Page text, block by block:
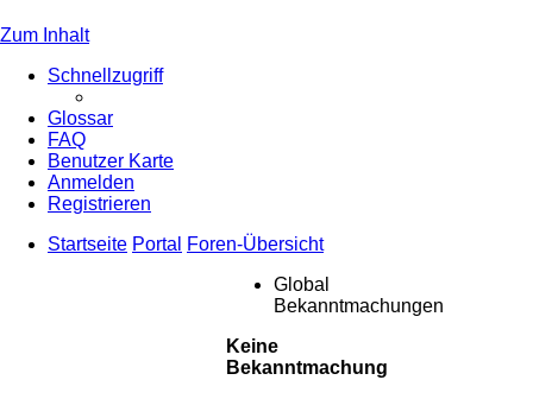
Zum Inhalt
Schnellzugriff
Glossar
FAQ
Benutzer Karte
Anmelden
Registrieren
Startseite Portal Foren-Übersicht
Global
Bekanntmachungen
Keine
Bekanntmachung